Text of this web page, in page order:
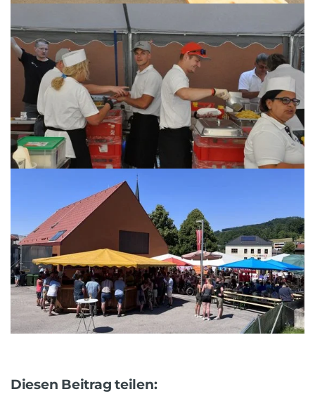
Diesen Beitrag teilen: